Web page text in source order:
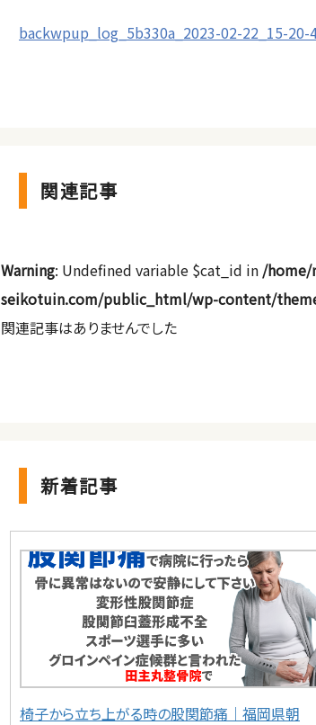
backwpup_log_5b330a_2023-02-22_15-20-
関連記事
Warning: Undefined variable $cat_id in /home/
seikotuin.com/public_html/wp-content/
関連記事はありませんでした
新着記事
椅子から立ち上がる時の股関節痛｜福岡県朝